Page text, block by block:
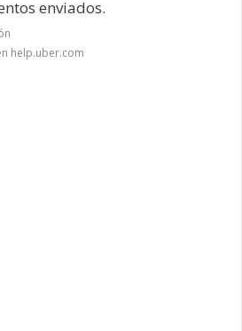
enviados.
help.uber.com